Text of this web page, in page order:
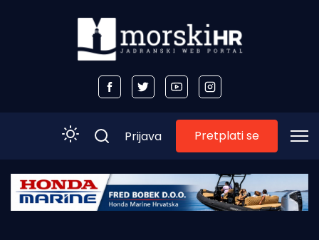
Početna
Prijava Pretplati se